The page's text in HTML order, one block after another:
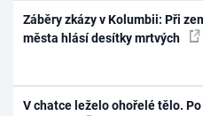
Záběry zkázy v Kolumbii: Při
města hlásí desítky mrtvých
V chatce leželo ohořelé tělo.